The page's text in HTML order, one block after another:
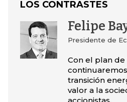
LOS CONTRASTES
Felipe
Presidente de
Con el plan de
transición
valor a la